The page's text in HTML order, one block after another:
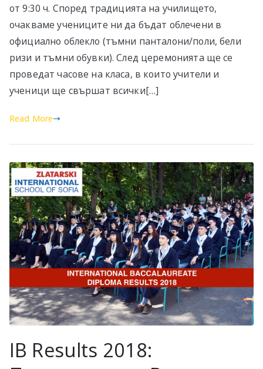
от 9:30 ч. Според традицията на училището,
очакваме учениците ни да бъдат облечени в
официално облекло (тъмни панталони/поли, бели
ризи и тъмни обувки). След церемонията ще се
проведат часове на класа, в които учители и
ученици ще свършат всички[…]
Read More
IB Results 2018: